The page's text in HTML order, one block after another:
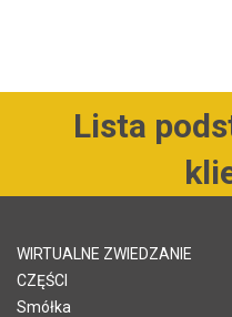
Lista
WIRTUALNE ZWIEDZANIE
CZĘŚCI
Smółka